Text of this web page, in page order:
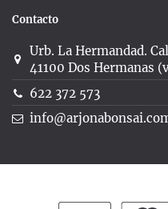
Contacto
Urb. La Hermandad.
41100 Dos Hermanas
622 372 573